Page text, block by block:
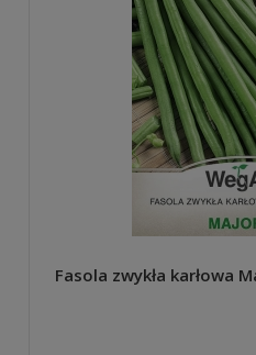
Fasola zwykła karłowa